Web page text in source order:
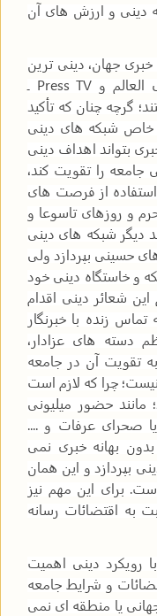
دینی و ارزش های آن
جهان، دینی ترین
و Press TV ـ
گرچه چنان که تأکید
خاص شبکه های دینی
بتواند اهداف دینی
جامعه را تقویت کند،
از فرصت های
و روزهای تاسوعا و
دیگر شبکه های دینی
حسینی بپردازد ولی
و خاستگاه دینی خود
شعائر دینی اقدام
زنده با خبرنگار
دسته های عزادار،
تقویت آن در جامعه
چرا که لازم است
مانند حضور میلیونی
صحرای عرفات و ....
بهانه خبری نمی
بپردازد و این همان
برای این مهم نیز
به اقتضائات رسانه
رویکرد دینی اهمیت
و شرایط جامعه
یا منطقه ای نمی